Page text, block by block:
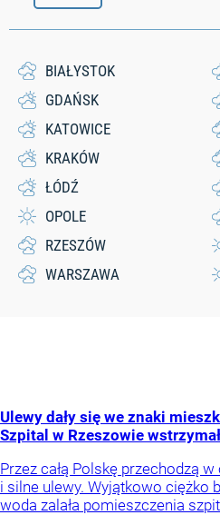
0
BIAŁYSTOK
GDAŃSK
KATOWICE
KRAKÓW
ŁÓDŹ
OPOLE
RZESZÓW
WARSZAWA
Ulewy dały się we znaki
Szpital w Rzeszowie
Przez całą Polskę przechodzą
i silne ulewy. Wyjątkowo ciężko
woda zalała pomieszczenia